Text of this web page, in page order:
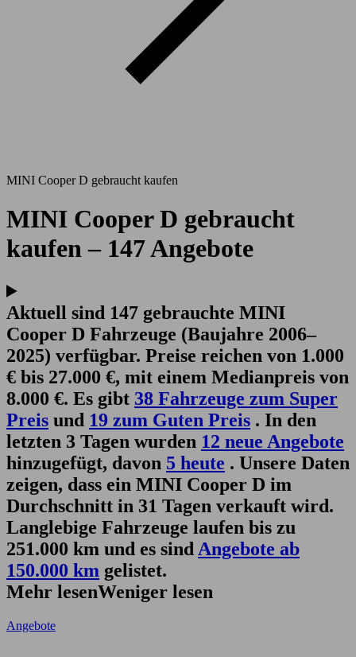
MINI Cooper D gebraucht kaufen
MINI Cooper D gebraucht
kaufen – 147 Angebote
Aktuell sind 147 gebrauchte MINI
Cooper D Fahrzeuge (Baujahre 2006–
2025) verfügbar. Preise reichen von 1.000
€ bis 27.000 €, mit einem Medianpreis von
8.000 €. Es gibt 38 Fahrzeuge zum Super
Preis und 19 zum Guten Preis . In den
letzten 3 Tagen wurden 12 neue Angebote
hinzugefügt, davon 5 heute . Unsere Daten
zeigen, dass ein MINI Cooper D im
Durchschnitt in 31 Tagen verkauft wird.
Langlebige Fahrzeuge laufen bis zu
251.000 km und es sind Angebote ab
150.000 km gelistet.
Mehr lesenWeniger lesen
Angebote